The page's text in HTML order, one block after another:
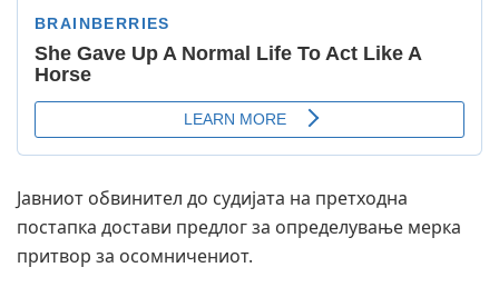
Јавниот обвинител до судијата на претходна
постапка достави предлог за определување мерка
притвор за осомничениот.